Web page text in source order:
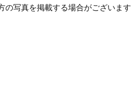
の写真を掲載する場合がございます